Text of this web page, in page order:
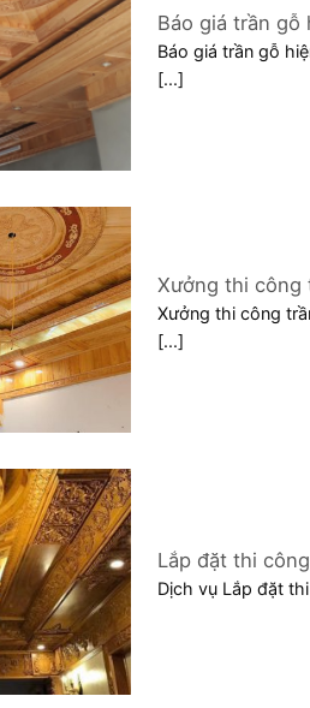
Báo giá trần gỗ
Báo giá trần gỗ
[...]
Xưởng thi công
Xưởng thi công
[...]
Lắp đặt thi
Phòng
Dịch vụ Lắp đặt